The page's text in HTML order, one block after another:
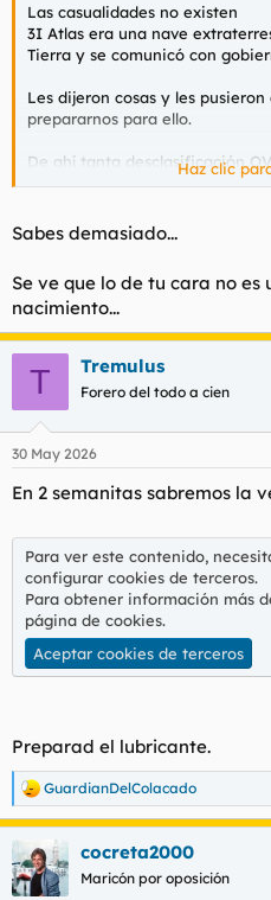
l
t
e
a
i
o
Las casualidades no existen
3I Atlas era una nave
Tierra y se comunicó con
Les dijeron cosas y les
prepararnos para ello.
De ahí tanta desclasificación
seriedad.
Blanco y en botella...
Para ver este contenido,
para configurar cookies de
página de cookies.
Aceptar cookies de terceros
Haz clic
Sabes demasiado...
Se ve que lo de tu cara no
nacimiento...
T Tremulus
Forero del todo a cien
30 May 2026
En 2 semanitas sabremos la
Para ver este contenido,
configurar cookies de terceros.
Para obtener información más
página de cookies.
Aceptar cookies de terceros
Preparad el lubricante.
R
e
a
c
c
i
GuardianDelColacado
cocreta2000
Maricón por oposición